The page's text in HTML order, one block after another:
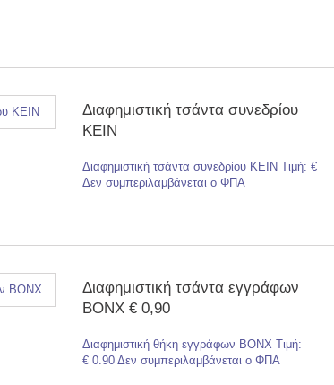
Διαφημιστική τσάντα συνεδρίου
ΚΕΙΝ
Διαφημιστική τσάντα συνεδρίου ΚΕΙΝ Τιμή: €
Δεν συμπεριλαμβάνεται ο ΦΠΑ
Διαφημιστική τσάντα εγγράφων
BONX € 0,90
Διαφημιστική θήκη εγγράφων BONX Τιμή:
€ 0.90 Δεν συμπεριλαμβάνεται ο ΦΠΑ